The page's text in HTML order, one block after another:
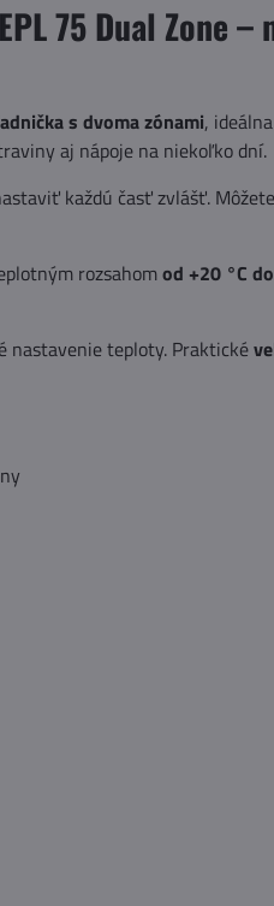
75 Dual Zone
s dvoma zónami,
aj nápoje na niekoľko dní.
každú časť zvlášť.
rozsahomod +20 °C
nastavenie teploty. Praktické